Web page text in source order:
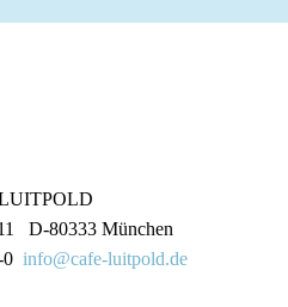
D-80333 München
0 info@cafe-luitpold.de